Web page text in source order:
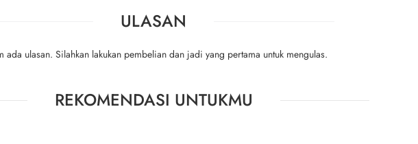
ULASAN
ada ulasan. Silahkan lakukan pembelian dan jadi yang pertama untuk mengulas.
REKOMENDASI UNTUKMU